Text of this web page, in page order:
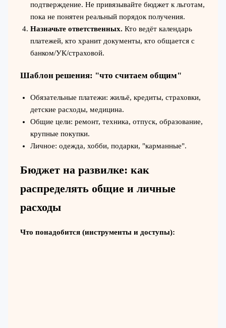
подтверждение. Не привязывайте бюджет к льготам,
пока не понятен реальный порядок получения.
Назначьте ответственных. Кто ведёт календарь
платежей, кто хранит документы, кто общается с
банком/УК/страховой.
Шаблон решения: "что считаем общим"
Обязательные платежи: жильё, кредиты, страховки,
детские расходы, медицина.
Общие цели: ремонт, техника, отпуск, образование,
крупные покупки.
Личное: одежда, хобби, подарки, "карманные".
Бюджет на развилке: как
распределять общие и личные
расходы
Что понадобится (инструменты и доступы):